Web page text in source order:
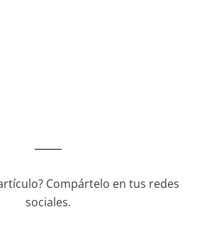
Compártelo en tus redes
sociales.